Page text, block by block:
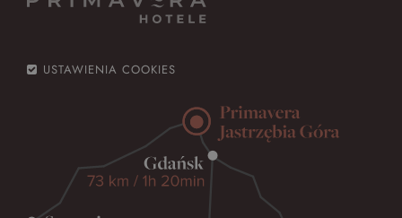
USTAWIENIA COOKIES